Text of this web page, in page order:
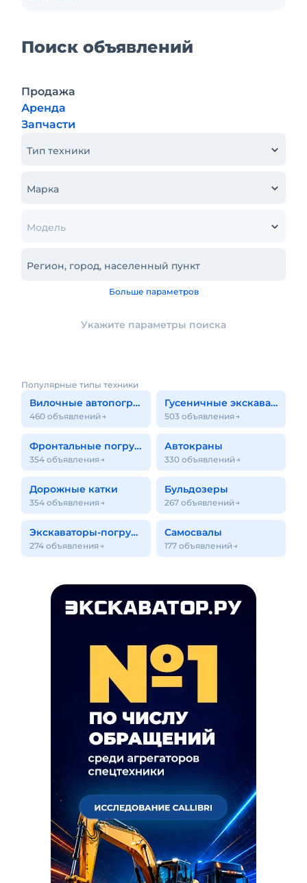
Поиск объявлений
Продажа
Аренда
Запчасти
Тип техники
Марка
Модель
Регион, город, населенный пункт
Больше параметров
Укажите параметры поиска
Популярные типы техники
Вилочные автопогрузчики
460 объявлений
Гусеничные экскаваторы
503 объявления
Фронтальные погрузчики
354 объявления
Автокраны
330 объявлений
Дорожные катки
354 объявления
Бульдозеры
267 объявлений
Экскаваторы-погрузчики
274 объявления
Самосвалы
177 объявлений